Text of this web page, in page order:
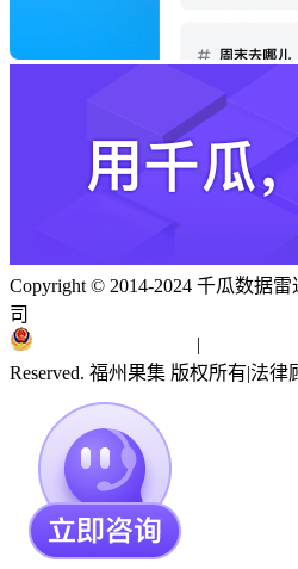
Copyright © 2014-2024 千瓜数据雷
司
|
Reserved. 福州果集 版权所有|法律